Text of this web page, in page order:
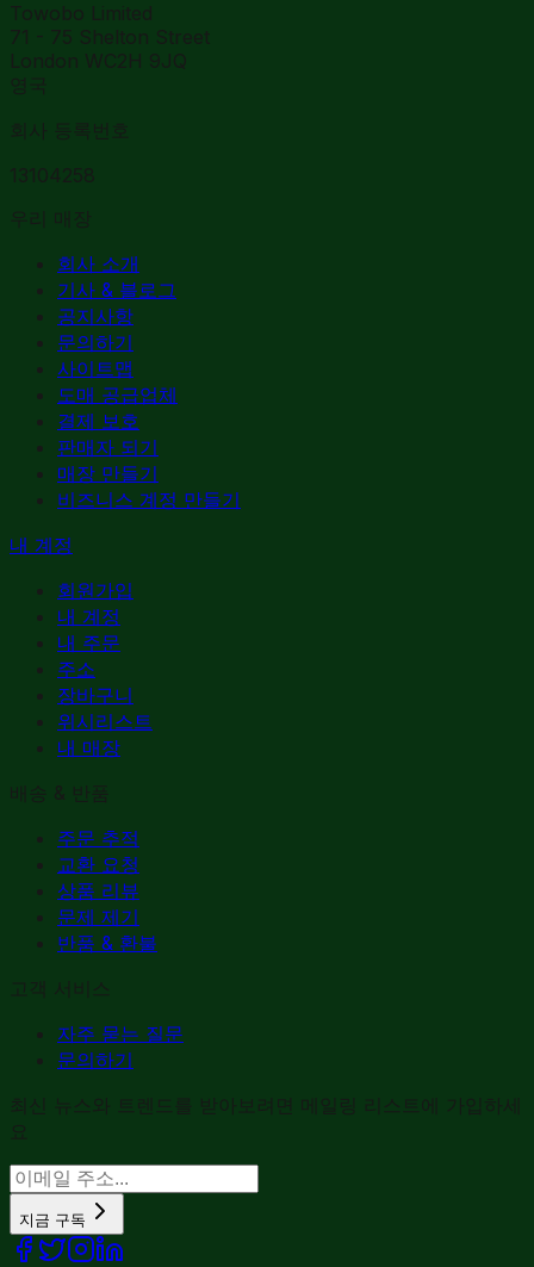
Towobo Limited
71 - 75 Shelton Street
London WC2H 9JQ
영국
회사 등록번호
13104258
우리 매장
회사 소개
기사 & 블로그
공지사항
문의하기
사이트맵
도매 공급업체
결제 보호
판매자 되기
매장 만들기
비즈니스 계정 만들기
내 계정
회원가입
내 계정
내 주문
주소
장바구니
위시리스트
내 매장
배송 & 반품
주문 추적
교환 요청
상품 리뷰
문제 제기
반품 & 환불
고객 서비스
자주 묻는 질문
문의하기
최신 뉴스와 트렌드를 받아보려면 메일링 리스트에 가입하세
요
지금 구독